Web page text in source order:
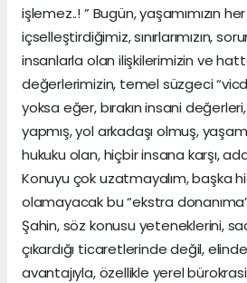
işlemez..! ” Bugün, yaşamımızın
içselleştirdiğimiz, sınırlarımızın,
insanlarla olan ilişkilerimizin ve
değerlerimizin, temel süzgeci
yoksa eğer, bırakın insani
yapmış, yol arkadaşı olmuş,
hukuku olan, hiçbir insana karşı,
Konuyu çok uzatmayalım, başka
olamayacak bu “ekstra
Şahin, söz konusu yeteneklerini,
çıkardığı ticaretlerinde değil,
avantajıyla, özellikle yerel